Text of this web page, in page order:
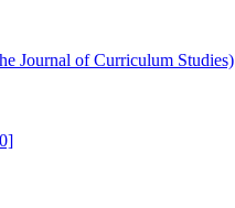
Journal of Curriculum Studies)